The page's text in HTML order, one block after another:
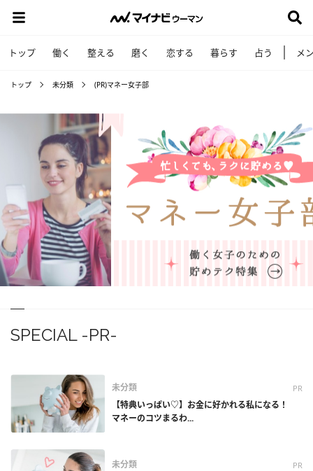
トップ 働く 整える 磨く 恋する 暮らす 占う メ
トップ 未分類 (PR)マネー女子部
SPECIAL -PR-
未分類 PR
【特典いっぱい♡】お金に好かれる私になる！
マネーのコツまるわ...
未分類 PR